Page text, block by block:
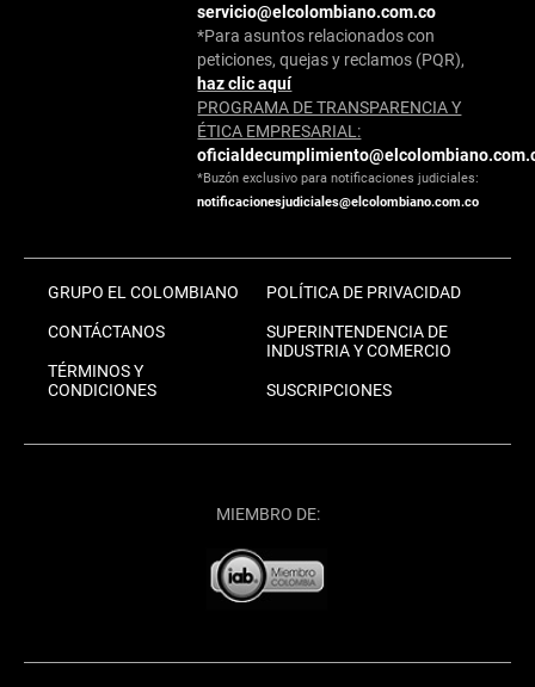
servicio@elcolombiano.com.co
*Para asuntos relacionados con
peticiones, quejas y reclamos (PQR),
haz clic aquí
PROGRAMA DE TRANSPARENCIA Y
ÉTICA EMPRESARIAL:
*Buzón exclusivo para notificaciones judiciales:
notificacionesjudiciales@elcolombiano.com.co
GRUPO EL COLOMBIANO
CONTÁCTANOS
TÉRMINOS Y
CONDICIONES
POLÍTICA DE PRIVACIDAD
SUPERINTENDENCIA DE
INDUSTRIA Y COMERCIO
SUSCRIPCIONES
MIEMBRO DE: